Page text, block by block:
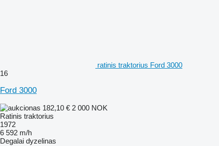
ratinis traktorius Ford 3000
16
Ford 3000
182,10 € 2 000 NOK
Ratinis traktorius
1972
6 592 m/h
Degalai dyzelinas